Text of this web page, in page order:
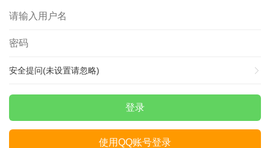
安全提问(未设置请忽略)
登录
使用QQ账号登录